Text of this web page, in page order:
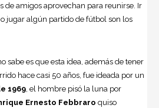
de amigos aprovechan para reunirse. Ir
jugar algún partido de fútbol son los
sabe es que esta idea, además de tener
hace casi 50 años, fue ideada por un
1969, el hombre pisó la luna por
Ernesto Febbraro quiso